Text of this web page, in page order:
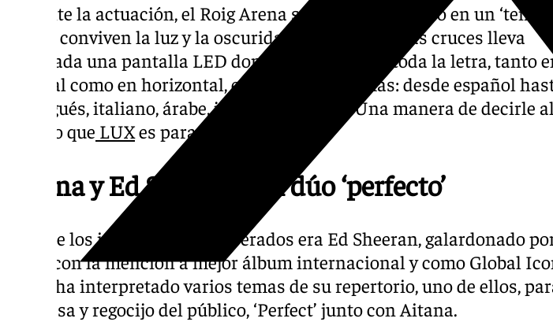
Durante la actuación, el Roig Arena se ha transformado en un ‘templo’,
donde conviven la luz y la oscuridad. Cada una de las cruces lleva
integrada una pantalla LED donde se puede leer toda la letra, tanto
vertical como en horizontal, en distintos idiomas: desde español
portugués, italiano, árabe, japonés o inglés). Una manera de decirle al
mundo que LUXes para todo el mundo.
Aitana y Ed Sheeran, un dúo ‘perfecto’
Otro de los invitados más esperados era Ed Sheeran, galardonado
‘Play’ con la mención a mejor álbum internacional y como Global
quien ha interpretado varios temas de su repertorio, uno de ellos,
sorpresa y regocijo del público, ‘Perfect’ junto con Aitana.